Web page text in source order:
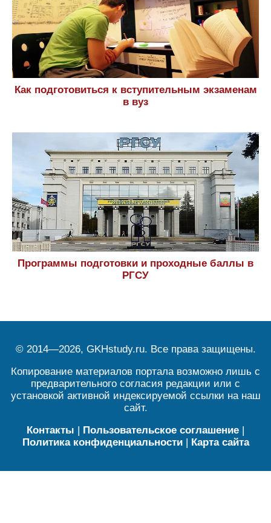
Как подготовиться к вступительным экзаменам
в вуз
Программы подготовки и проходные баллы в
РГСУ
© 2014—2026, GKHstudy.ru. Все права защищены.
Копирование материалов портала возможно лишь с
предварительного согласия редакции или с
установкой активной индексируемой ссылки на наш
сайт.
Контакты | Пользовательское соглашение |
Политика конфиденциальности| Карта сайта